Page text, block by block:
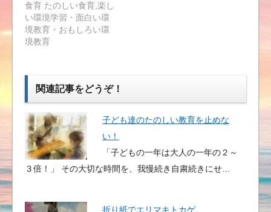
食育 たのしい食育,楽し
い環境学習・面白い環
境教育・おもしろい環
境教育
関連記事をどうぞ！
子ども達のたのしい教育を止めな
い！
「子どもの一年は大人の一年の２～
３倍！」 その大切な時間を、我慢続き自粛続きにせ…
折り紙でエリマキトカゲ